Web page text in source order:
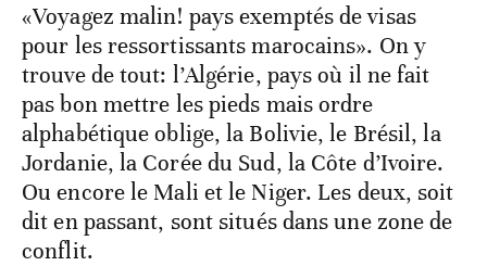
«Voyagez malin! pays exemptés de visas
pour les ressortissants marocains». On y
trouve de tout: l’Algérie, pays où il ne fait
pas bon mettre les pieds mais ordre
alphabétique oblige, la Bolivie, le Brésil, la
Jordanie, la Corée du Sud, la Côte d’Ivoire.
Ou encore le Mali et le Niger. Les deux, soit
dit en passant, sont situés dans une zone de
conflit.